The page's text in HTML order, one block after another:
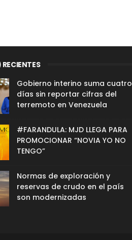
Gobierno interino suma cuatro
días sin reportar cifras del
terremoto en Venezuela
#FARANDULA: MJD LLEGA PARA
PROMOCIONAR “NOVIA YO NO
TENGO”
Normas de exploración y
reservas de crudo en el país
son modernizadas